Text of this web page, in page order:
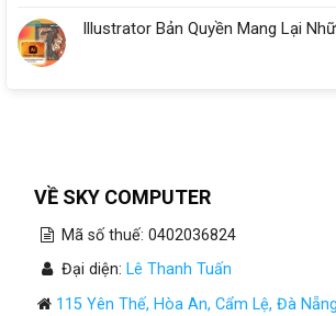
Illustrator Bản Quyền Mang Lại
VỀ SKY COMPUTER
Mã số thuế: 0402036824
Đại diện: Lê Thanh Tuấn
115 Yên Thế, Hòa An, Cẩm Lệ, Đà Nẵng